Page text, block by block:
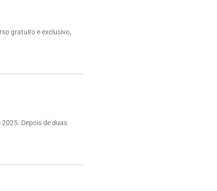
gratuito e exclusivo,
Depois de duas